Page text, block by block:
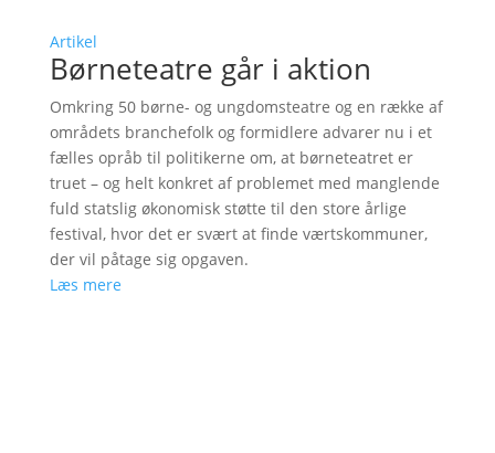
Artikel
Børneteatre går i aktion
Omkring 50 børne- og ungdomsteatre og en række af
områdets branchefolk og formidlere advarer nu i et
fælles opråb til politikerne om, at børneteatret er
truet – og helt konkret af problemet med manglende
fuld statslig økonomisk støtte til den store årlige
festival, hvor det er svært at finde værtskommuner,
der vil påtage sig opgaven.
Læs mere